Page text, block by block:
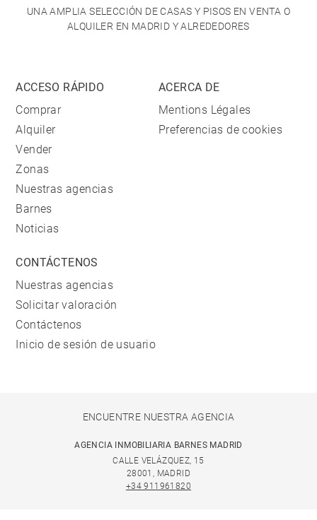
UNA AMPLIA SELECCIÓN DE CASAS Y PISOS EN VENTA O
ALQUILER EN MADRID Y ALREDEDORES
ACCESO RÁPIDO
Comprar
Alquiler
Vender
Zonas
Nuestras agencias
Barnes
Noticias
ACERCA DE
Mentions Légales
Preferencias de cookies
CONTÁCTENOS
Nuestras agencias
Solicitar valoración
Contáctenos
Inicio de sesión de usuario
ENCUENTRE NUESTRA AGENCIA
AGENCIA INMOBILIARIA BARNES MADRID
CALLE VELÁZQUEZ, 15
28001, MADRID
+34 911961820